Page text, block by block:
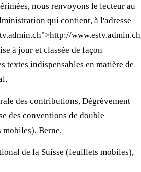
nous renvoyons le lecteur au
qui contient, à l'adresse
à jour et classée de façon
textes indispensables en matière de
des contributions, Dégrèvement
des conventions de double
Berne.
de la Suisse (feuillets mobiles),